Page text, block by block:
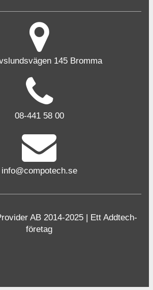
145 Bromma
08-441 58 00
info@compotech.se
AB 2014-2025 | Ett Addtech-
företag